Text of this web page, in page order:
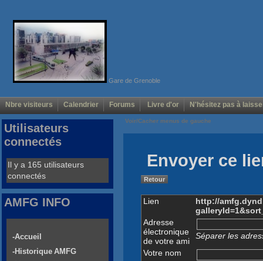
Gare de Grenoble
Nbre visiteurs Calendrier Forums Livre d'or N'hésitez pas à
Voir/Cacher menus de gauche
Envoyer ce
Retour
Lien
http://
Adresse
électronique
de votre ami
Séparer les
Votre nom
Utilisateurs
connectés
Il y a 165 utilisateurs
connectés
AMFG INFO
-Accueil
-Historique AMFG